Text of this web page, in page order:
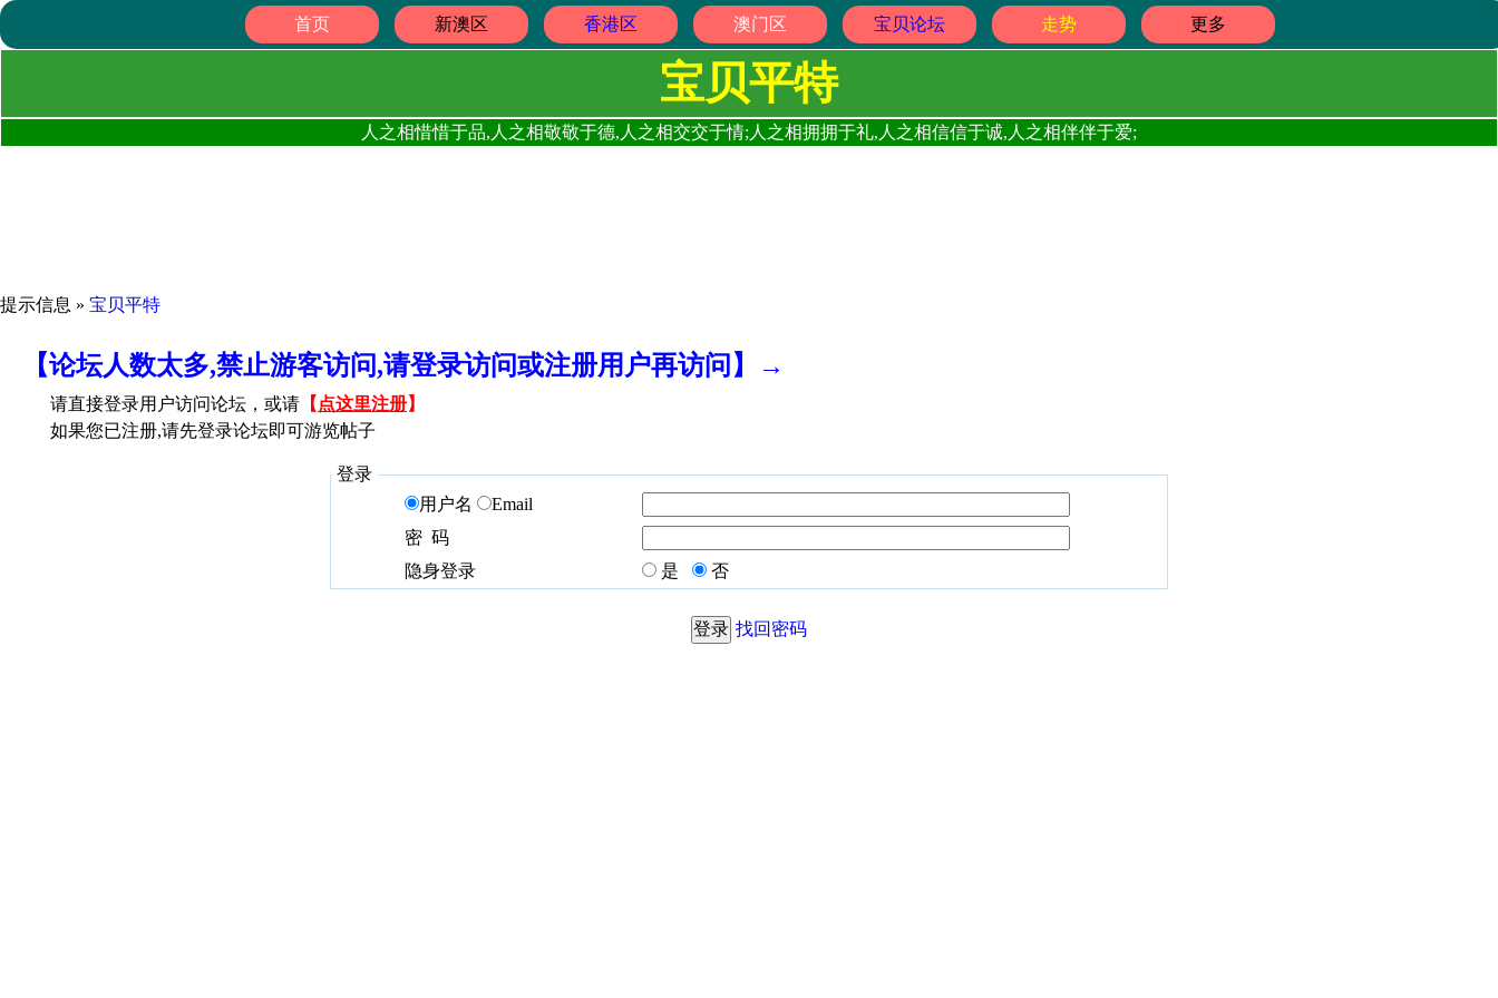
首页 新澳区 香港区 澳门区 宝贝论坛 走势 更多
宝贝平特
人之相惜惜于品,人之相敬敬于德,人之相交交于情;人之相拥拥于礼,人之相信信于诚,人之相伴伴于爱;
提示信息 » 宝贝平特
【论坛人数太多,禁止游客访问,请登录访问或注册用户再访问】→
请直接登录用户访问论坛，或请 【 点这里注册】
如果您已注册,请先登录论坛即可游览帖子
登录
用户名
Email
密 码
隐身登录
是 否
找回密码